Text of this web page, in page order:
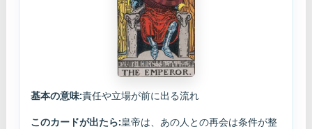
基本の意味:責任や立場が前に出る流れ
このカードが出たら:皇帝は、あの人との再会は条件が整